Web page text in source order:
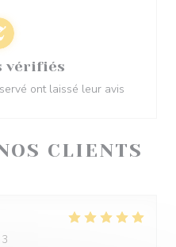
CLIENTS
vérifiés
ont laissé leur avis